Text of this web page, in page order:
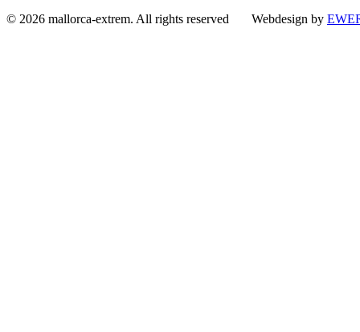
© 2026 mallorca-extrem. All rights reserved Webdesign by